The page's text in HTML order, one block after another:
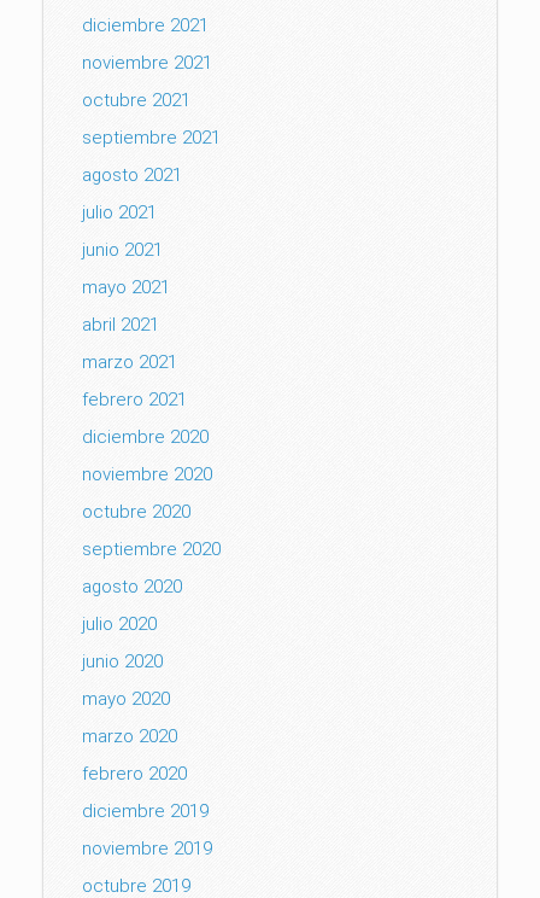
diciembre 2021
noviembre 2021
octubre 2021
septiembre 2021
agosto 2021
julio 2021
junio 2021
mayo 2021
abril 2021
marzo 2021
febrero 2021
diciembre 2020
noviembre 2020
octubre 2020
septiembre 2020
agosto 2020
julio 2020
junio 2020
mayo 2020
marzo 2020
febrero 2020
diciembre 2019
noviembre 2019
octubre 2019